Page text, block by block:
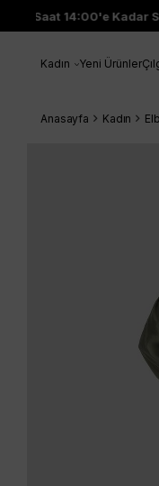
Saat 14:00'e Kadar
Kadın Yeni Ürünler
Anasayfa Kadın